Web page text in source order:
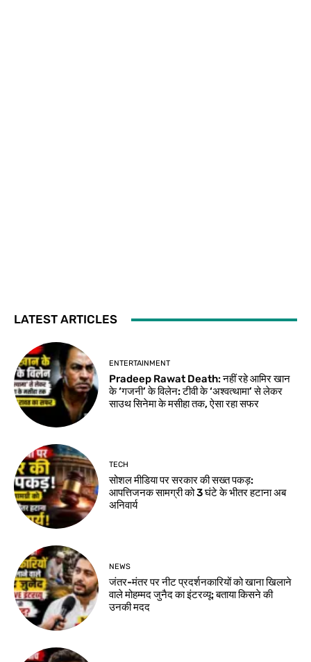
LATEST ARTICLES
ENTERTAINMENT
Pradeep Rawat Death: नहीं रहे आमिर खान
के ‘गजनी’ के विलेन: टीवी के ‘अश्वत्थामा’ से लेकर
साउथ सिनेमा के मसीहा तक, ऐसा रहा सफर
TECH
सोशल मीडिया पर सरकार की सख्त पकड़:
आपत्तिजनक सामग्री को 3 घंटे के भीतर हटाना अब
अनिवार्य
NEWS
जंतर-मंतर पर नीट प्रदर्शनकारियों को खाना खिलाने
वाले मोहम्मद जुनैद का इंटरव्यू: बताया किसने की
उनकी मदद